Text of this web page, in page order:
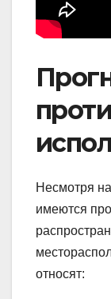
Несмотря
имеются
относят: